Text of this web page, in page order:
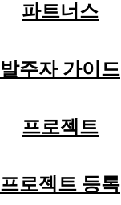
파트너스
발주자 가이드
프로젝트
프로젝트 등록